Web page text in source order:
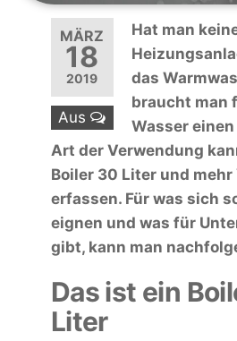
MÄRZ
18
2019
Aus
Hat man
das
braucht man
Wasser
Art der Verwendung
Boiler 30 Liter und mehr
erfassen. Für was sich
eignen und was für
gibt, kann man
Das ist ein
Liter